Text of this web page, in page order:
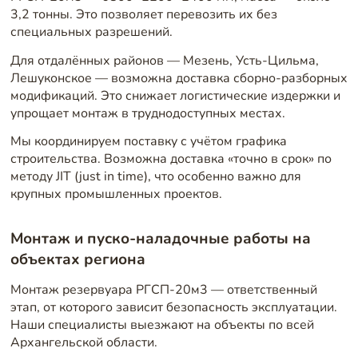
3,2 тонны. Это позволяет перевозить их без
специальных разрешений.
Для отдалённых районов — Мезень, Усть-Цильма,
Лешуконское — возможна доставка сборно-разборных
модификаций. Это снижает логистические издержки и
упрощает монтаж в труднодоступных местах.
Мы координируем поставку с учётом графика
строительства. Возможна доставка «точно в срок» по
методу JIT (just in time), что особенно важно для
крупных промышленных проектов.
Монтаж и пуско-наладочные работы на
объектах региона
Монтаж резервуара РГСП-20м3 — ответственный
этап, от которого зависит безопасность эксплуатации.
Наши специалисты выезжают на объекты по всей
Архангельской области.